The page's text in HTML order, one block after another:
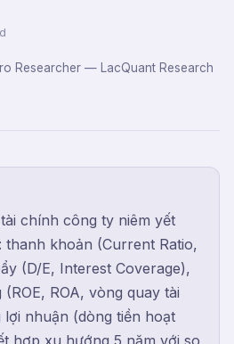
Researcher — LacQuant Research
chính công ty niêm yết
khoản (Current Ratio,
(D/E, Interest Coverage),
ROA, vòng quay tài
nhuận (dòng tiền hoạt
hợp xu hướng 5 năm với so